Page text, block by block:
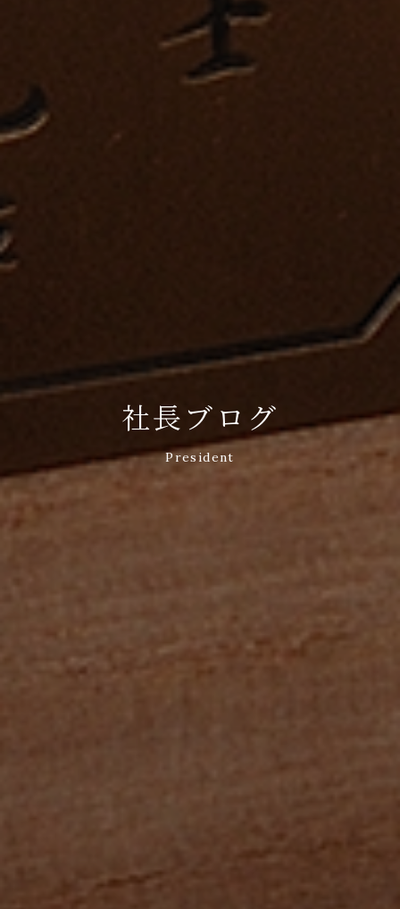
社長ブログ
President